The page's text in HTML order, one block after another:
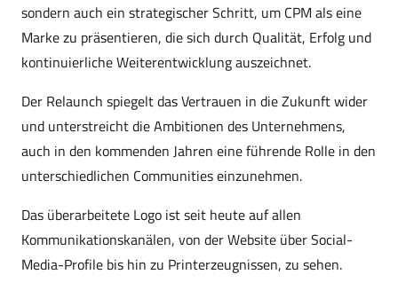
sondern auch ein strategischer Schritt, um CPM als eine
Marke zu präsentieren, die sich durch Qualität, Erfolg und
kontinuierliche Weiterentwicklung auszeichnet.
Der Relaunch spiegelt das Vertrauen in die Zukunft wider
und unterstreicht die Ambitionen des Unternehmens,
auch in den kommenden Jahren eine führende Rolle in den
unterschiedlichen Communities einzunehmen.
Das überarbeitete Logo ist seit heute auf allen
Kommunikationskanälen, von der Website über Social-
Media-Profile bis hin zu Printerzeugnissen, zu sehen.